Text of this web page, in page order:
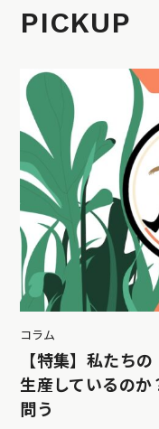
PICKUP
コラム
【特集】私たち
生産しているのか
問う